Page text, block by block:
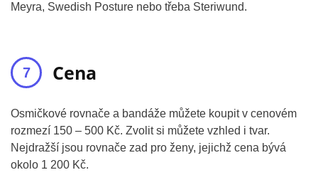
Meyra, Swedish Posture nebo třeba Steriwund.
Cena
Osmičkové rovnače a bandáže můžete koupit v cenovém
rozmezí 150 – 500 Kč. Zvolit si můžete vzhled i tvar.
Nejdražší jsou rovnače zad pro ženy, jejichž cena bývá
okolo 1 200 Kč.